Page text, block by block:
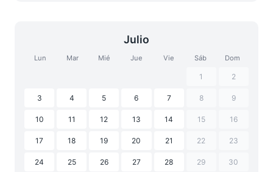
Julio
Lun Mar Mié Jue Vie Sáb Dom
1 2
3 4 5 6 7 8 9
10 11 12 13 14 15 16
17 18 19 20 21 22 23
24 25 26 27 28 29 30